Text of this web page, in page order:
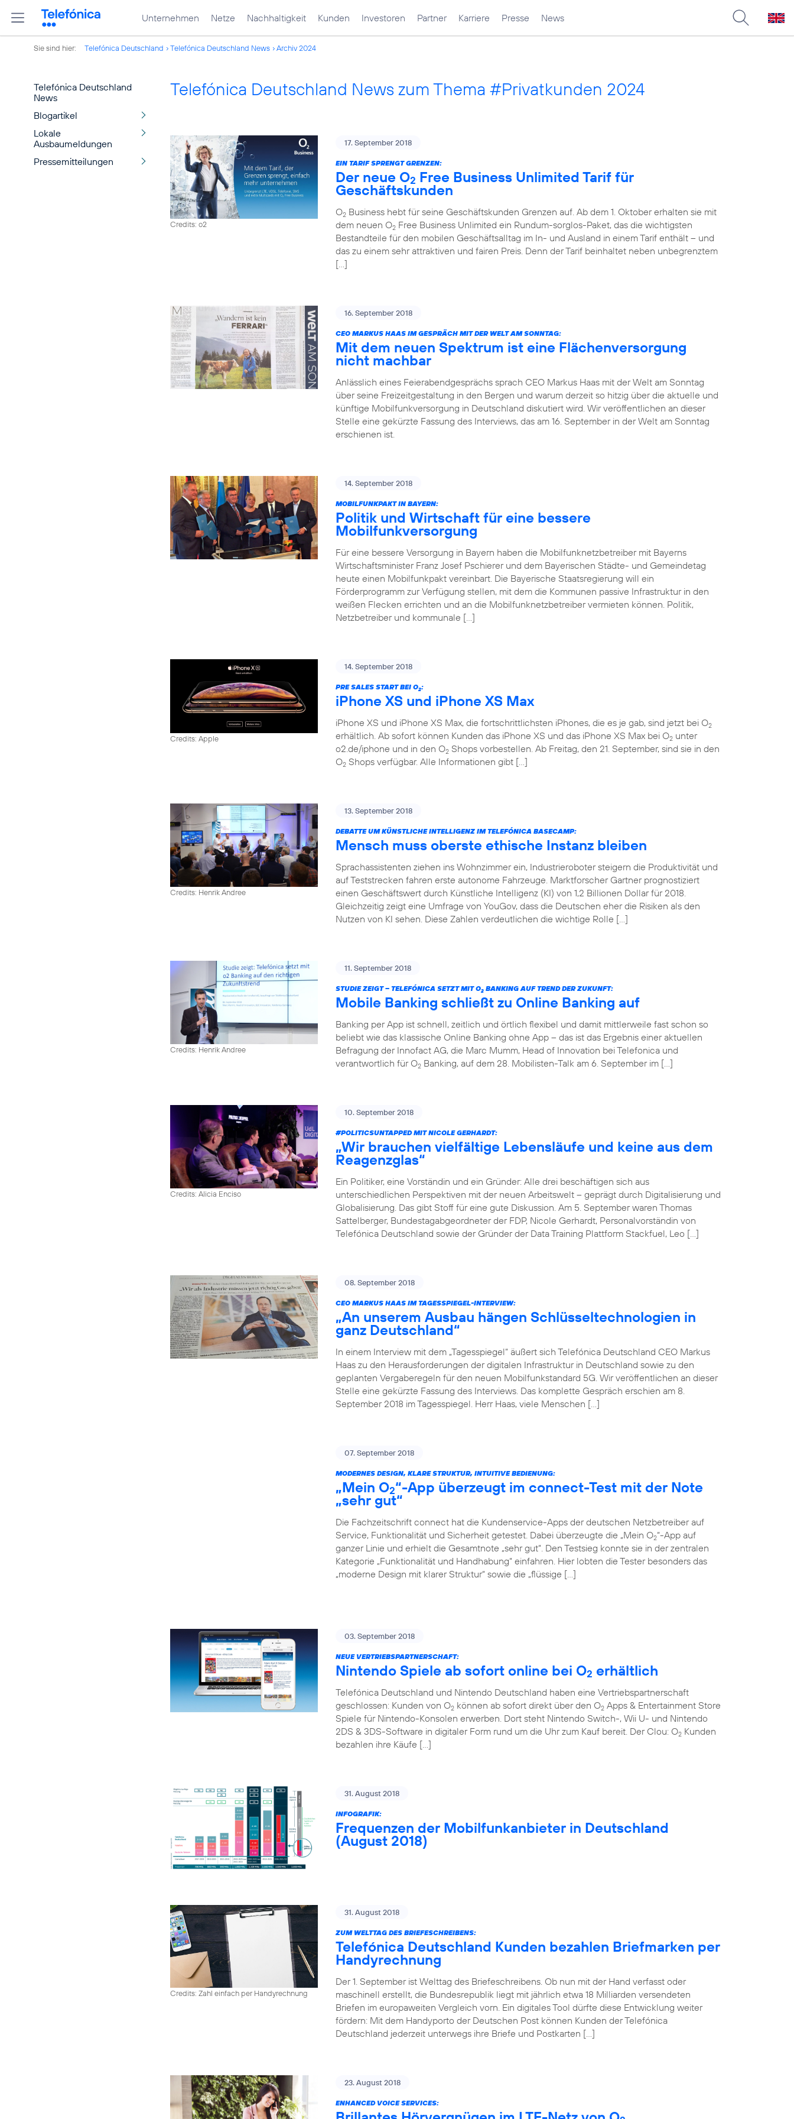
Unternehmen Netze Nachhaltigkeit Kunden Investoren Partner Karriere Presse News
Sie sind hier: Telefónica Deutschland Telefónica Deutschland News Archiv 2024
Telefónica Deutschland
News
Blogartikel
Lokale
Ausbaumeldungen
Pressemitteilungen
Telefónica Deutschland News zum Thema #Privatkunden 2024
Credits: o2
17. September 2018
EIN TARIF SPRENGT GRENZEN:
Der neue O2 Free Business Unlimited Tarif für
Geschäftskunden
O2 Business hebt für seine Geschäftskunden Grenzen auf. Ab dem 1. Oktober erhalten sie mit
dem neuen O2 Free Business Unlimited ein Rundum-sorglos-Paket, das die wichtigsten
Bestandteile für den mobilen Geschäftsalltag im In- und Ausland in einem Tarif enthält – und
das zu einem sehr attraktiven und fairen Preis. Denn der Tarif beinhaltet neben unbegrenztem
[…]
16. September 2018
CEO MARKUS HAAS IM GESPRÄCH MIT DER WELT AM SONNTAG:
Mit dem neuen Spektrum ist eine Flächenversorgung
nicht machbar
Anlässlich eines Feierabendgesprächs sprach CEO Markus Haas mit der Welt am Sonntag
über seine Freizeitgestaltung in den Bergen und warum derzeit so hitzig über die aktuelle und
künftige Mobilfunkversorgung in Deutschland diskutiert wird. Wir veröffentlichen an dieser
Stelle eine gekürzte Fassung des Interviews, das am 16. September in der Welt am Sonntag
erschienen ist.
14. September 2018
MOBILFUNKPAKT IN BAYERN:
Politik und Wirtschaft für eine bessere
Mobilfunkversorgung
Für eine bessere Versorgung in Bayern haben die Mobilfunknetzbetreiber mit Bayerns
Wirtschaftsminister Franz Josef Pschierer und dem Bayerischen Städte- und Gemeindetag
heute einen Mobilfunkpakt vereinbart. Die Bayerische Staatsregierung will ein
Förderprogramm zur Verfügung stellen, mit dem die Kommunen passive Infrastruktur in den
weißen Flecken errichten und an die Mobilfunknetzbetreiber vermieten können. Politik,
Netzbetreiber und kommunale […]
Credits: Apple
14. September 2018
PRE SALES START BEI O2:
iPhone XS und iPhone XS Max
iPhone XS und iPhone XS Max, die fortschrittlichsten iPhones, die es je gab, sind jetzt bei O2
erhältlich. Ab sofort können Kunden das iPhone XS und das iPhone XS Max bei O2 unter
o2.de/iphone und in den O2 Shops vorbestellen. Ab Freitag, den 21. September, sind sie in den
O2 Shops verfügbar. Alle Informationen gibt […]
Credits: Henrik Andree
13. September 2018
DEBATTE UM KÜNSTLICHE INTELLIGENZ IM TELEFÓNICA BASECAMP:
Mensch muss oberste ethische Instanz bleiben
Sprachassistenten ziehen ins Wohnzimmer ein, Industrieroboter steigern die Produktivität und
auf Teststrecken fahren erste autonome Fahrzeuge. Marktforscher Gartner prognostiziert
einen Geschäftswert durch Künstliche Intelligenz (KI) von 1,2 Billionen Dollar für 2018.
Gleichzeitig zeigt eine Umfrage von YouGov, dass die Deutschen eher die Risiken als den
Nutzen von KI sehen. Diese Zahlen verdeutlichen die wichtige Rolle […]
Credits: Henrik Andree
11. September 2018
STUDIE ZEIGT – TELEFÓNICA SETZT MIT O2 BANKING AUF TREND DER ZUKUNFT:
Mobile Banking schließt zu Online Banking auf
Banking per App ist schnell, zeitlich und örtlich flexibel und damit mittlerweile fast schon so
beliebt wie das klassische Online Banking ohne App – das ist das Ergebnis einer aktuellen
Befragung der Innofact AG, die Marc Mumm, Head of Innovation bei Telefonica und
verantwortlich für O2 Banking, auf dem 28. Mobilisten-Talk am 6. September im […]
Credits: Alicia Enciso
10. September 2018
#POLITICSUNTAPPEDMIT NICOLE GERHARDT:
„Wir brauchen vielfältige Lebensläufe und keine aus dem
Reagenzglas“
Ein Politiker, eine Vorständin und ein Gründer: Alle drei beschäftigen sich aus
unterschiedlichen Perspektiven mit der neuen Arbeitswelt – geprägt durch Digitalisierung und
Globalisierung. Das gibt Stoff für eine gute Diskussion. Am 5. September waren Thomas
Sattelberger, Bundestagabgeordneter der FDP, Nicole Gerhardt, Personalvorständin von
Telefónica Deutschland sowie der Gründer der Data Training Plattform Stackfuel, Leo […]
08. September 2018
CEO MARKUS HAAS IM TAGESSPIEGEL-INTERVIEW:
„An unserem Ausbau hängen Schlüsseltechnologien in
ganz Deutschland“
In einem Interview mit dem „Tagesspiegel“ äußert sich Telefónica Deutschland CEO Markus
Haas zu den Herausforderungen der digitalen Infrastruktur in Deutschland sowie zu den
geplanten Vergaberegeln für den neuen Mobilfunkstandard 5G. Wir veröffentlichen an dieser
Stelle eine gekürzte Fassung des Interviews. Das komplette Gespräch erschien am 8.
September 2018 im Tagesspiegel. Herr Haas, viele Menschen […]
07. September 2018
MODERNES DESIGN, KLARE STRUKTUR, INTUITIVE BEDIENUNG:
„Mein O2“-App überzeugt im connect-Test mit der Note
„sehr gut“
Die Fachzeitschrift connect hat die Kundenservice-Apps der deutschen Netzbetreiber auf
Service, Funktionalität und Sicherheit getestet. Dabei überzeugte die „Mein O2“-App auf
ganzer Linie und erhielt die Gesamtnote „sehr gut“. Den Testsieg konnte sie in der zentralen
Kategorie „Funktionalität und Handhabung“ einfahren. Hier lobten die Tester besonders das
„moderne Design mit klarer Struktur“ sowie die „flüssige […]
03. September 2018
NEUE VERTRIEBSPARTNERSCHAFT:
Nintendo Spiele ab sofort online bei O2 erhältlich
Telefónica Deutschland und Nintendo Deutschland haben eine Vertriebspartnerschaft
geschlossen: Kunden von O2 können ab sofort direkt über den O2 Apps & Entertainment Store
Spiele für Nintendo-Konsolen erwerben. Dort steht Nintendo Switch-, Wii U- und Nintendo
2DS & 3DS-Software in digitaler Form rund um die Uhr zum Kauf bereit. Der Clou: O2 Kunden
bezahlen ihre Käufe […]
31. August 2018
INFOGRAFIK:
Frequenzen der Mobilfunkanbieter in Deutschland
(August 2018)
Credits: Zahl einfach per Handyrechnung
31. August 2018
ZUM WELTTAG DES BRIEFESCHREIBENS:
Telefónica Deutschland Kunden bezahlen Briefmarken per
Handyrechnung
Der 1. September ist Welttag des Briefeschreibens. Ob nun mit der Hand verfasst oder
maschinell erstellt, die Bundesrepublik liegt mit jährlich etwa 18 Milliarden versendeten
Briefen im europaweiten Vergleich vorn. Ein digitales Tool dürfte diese Entwicklung weiter
fördern: Mit dem Handyporto der Deutschen Post können Kunden der Telefónica
Deutschland jederzeit unterwegs ihre Briefe und Postkarten […]
23. August 2018
ENHANCED VOICE SERVICES: